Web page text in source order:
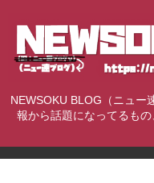
NEWSOKU BLOG（ニュー
報から話題になってるも